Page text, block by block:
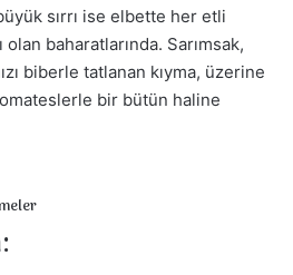
sırrı ise elbette her etli
baharatlarında. Sarımsak,
biberle tatlanan kıyma, üzerine
bir bütün haline